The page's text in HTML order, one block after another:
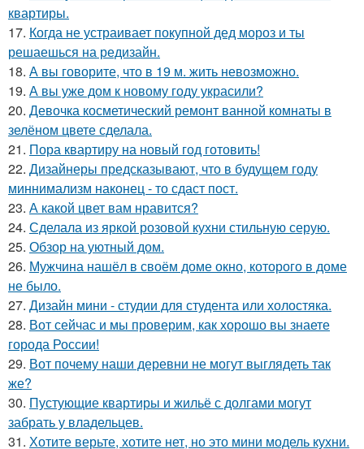
квартиры.
17. Когда не устраивает покупной дед мороз и ты
решаешься на редизайн.
18. А вы говорите, что в 19 м. жить невозможно.
19. А вы уже дом к новому году украсили?
20. Девочка косметический ремонт ванной комнаты в
зелёном цвете сделала.
21. Пора квартиру на новый год готовить!
22. Дизайнеры предсказывают, что в будущем году
миннимализм наконец - то сдаст пост.
23. А какой цвет вам нравится?
24. Сделала из яркой розовой кухни стильную серую.
25. Обзор на уютный дом.
26. Мужчина нашёл в своём доме окно, которого в доме
не было.
27. Дизайн мини - студии для студента или холостяка.
28. Вот сейчас и мы проверим, как хорошо вы знаете
города России!
29. Вот почему наши деревни не могут выглядеть так
же?
30. Пустующие квартиры и жильё с долгами могут
забрать у владельцев.
31. Хотите верьте, хотите нет, но это мини модель кухни.